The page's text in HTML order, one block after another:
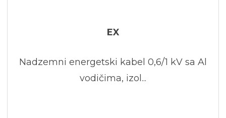
EX
Nadzemni energetski kabel 0,6/1 kV sa Al
vodičima, izol...